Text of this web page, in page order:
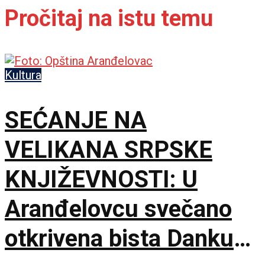
Pročitaj na istu temu
Kultura
SEĆANJE NA
VELIKANA SRPSKE
KNJIŽEVNOSTI: U
Aranđelovcu svečano
otkrivena bista Danku